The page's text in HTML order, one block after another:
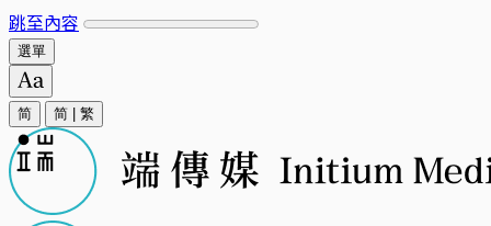
跳至內容
選單
简 简 繁